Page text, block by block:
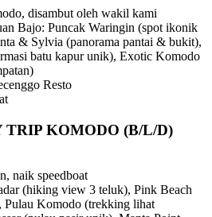
disambut oleh wakil kami
Bajo: Puncak Waringin (spot ikonik
& Sylvia (panorama pantai & bukit),
batu kapur unik), Exotic Komodo
Resto
TRIP KOMODO (B/L/D)
naik speedboat
(hiking view 3 teluk), Pink Beach
Pulau Komodo (trekking lihat